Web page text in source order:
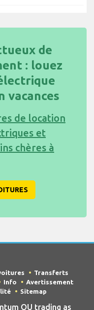
de
: louez
vacances
de location
et
chères à
Transferts
Info
Avertissement
Sitemap
OU trading as